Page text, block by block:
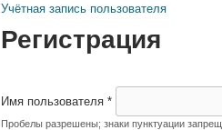
Учётная запись пользователя
Регистрация
Имя пользователя *
Пробелы разрешены; знаки пунктуации